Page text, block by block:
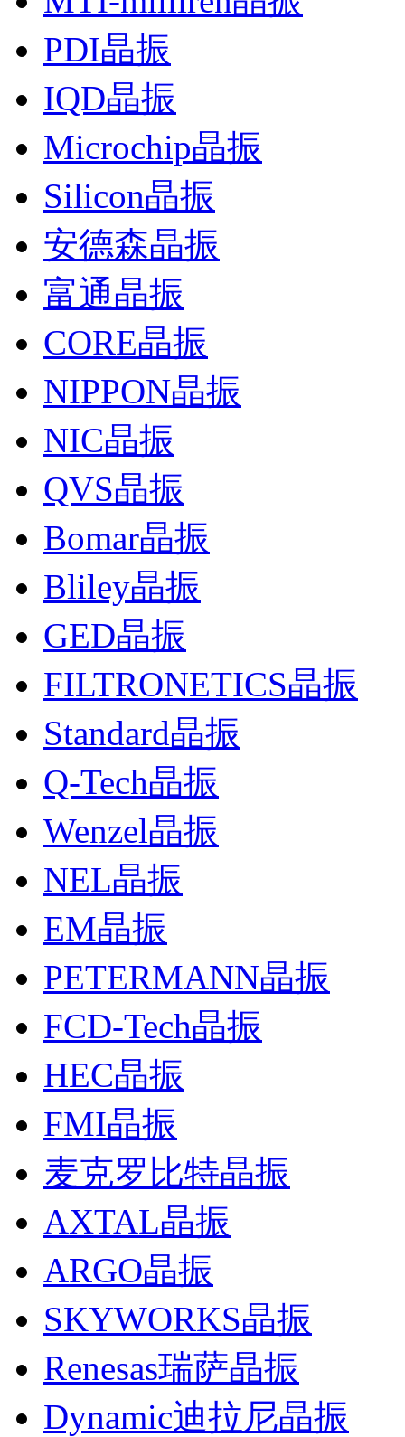
PDI晶振
IQD晶振
Microchip晶振
Silicon晶振
安德森晶振
富通晶振
CORE晶振
NIPPON晶振
NIC晶振
QVS晶振
Bomar晶振
Bliley晶振
GED晶振
FILTRONETICS晶振
Standard晶振
Q-Tech晶振
Wenzel晶振
NEL晶振
EM晶振
PETERMANN晶振
FCD-Tech晶振
HEC晶振
FMI晶振
麦克罗比特晶振
AXTAL晶振
ARGO晶振
SKYWORKS晶振
Renesas瑞萨晶振
Dynamic迪拉尼晶振